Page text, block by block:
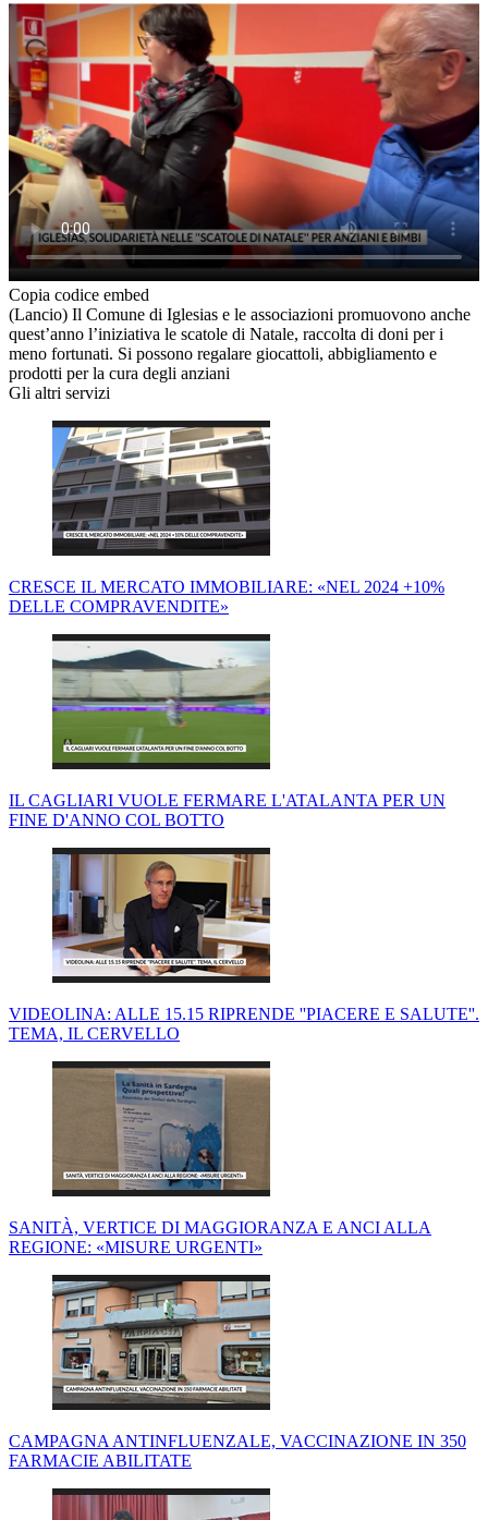
Copia codice embed
(Lancio) Il Comune di Iglesias e le associazioni promuovono anche
quest’anno l’iniziativa le scatole di Natale, raccolta di doni per i
meno fortunati. Si possono regalare giocattoli, abbigliamento e
prodotti per la cura degli anziani
Gli altri servizi
CRESCE IL MERCATO IMMOBILIARE: «NEL 2024 +10%
DELLE COMPRAVENDITE»
IL CAGLIARI VUOLE FERMARE L'ATALANTA PER UN
FINE D'ANNO COL BOTTO
VIDEOLINA: ALLE 15.15 RIPRENDE ''PIACERE E SALUTE''.
TEMA, IL CERVELLO
SANITÀ, VERTICE DI MAGGIORANZA E ANCI ALLA
REGIONE: «MISURE URGENTI»
CAMPAGNA ANTINFLUENZALE, VACCINAZIONE IN 350
FARMACIE ABILITATE